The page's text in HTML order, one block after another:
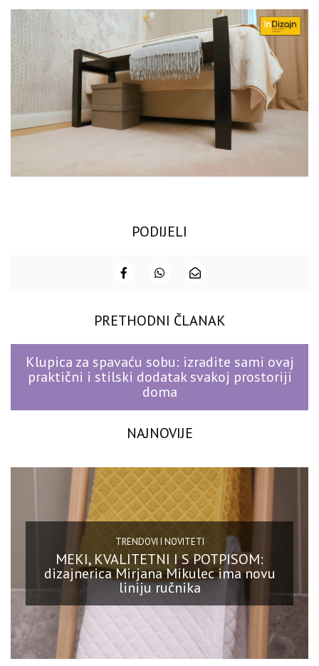
PODIJELI
PRETHODNI ČLANAK
Klupica za spavaću sobu: izradite sami ovaj
praktični i stilski dodatak svakoj prostoriji
doma
NAJNOVIJE
TRENDOVI I NOVITETI
MEKI, KVALITETNI I S POTPISOM:
dizajnerica Mirjana Mikulec ima novu
liniju ručnika